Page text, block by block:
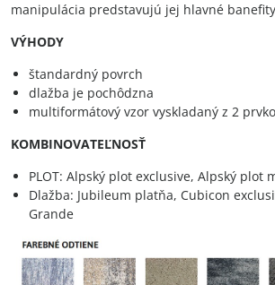
manipulácia predstavujú jej hlavné
VÝHODY
štandardný povrch
dlažba je pochôdzna
multiformátový vzor vyskladaný z 2
KOMBINOVATEĽNOSŤ
PLOT: Alpský plot exclusive, Alpský plot
Dlažba: Jubileum platňa, Cubicon
Grande